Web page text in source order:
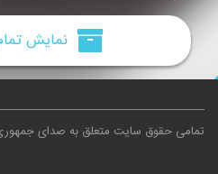
نمایش
تمامی حقوق سایت متعلق به صدای